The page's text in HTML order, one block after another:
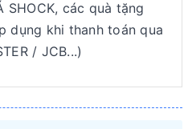
SHOCK, các quà tặng
dụng khi thanh toán qua
/ JCB...)